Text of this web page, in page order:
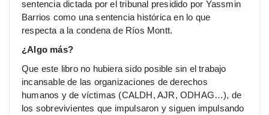
sentencia dictada por el tribunal presidido por Yassmin
Barrios como una sentencia histórica en lo que
respecta a la condena de Ríos Montt.
¿Algo más?
Que este libro no hubiera sido posible sin el trabajo
incansable de las organizaciones de derechos
humanos y de víctimas (CALDH, AJR, ODHAG…), de
los sobrevivientes que impulsaron y siguen impulsando